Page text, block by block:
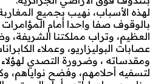
لهذه الأسباب، نهيب بجميع
بالوقوف صفا واحدا أمام
العظيم، وتراب مملكتنا
عصابات البوليزاريو، وعملاء
ومقدساته ، وضرورة التصدي
لتسفيه أحلامهم، وفضح